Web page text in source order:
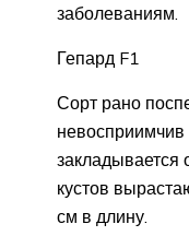
заболеваниям.
Гепард F1
Сорт рано
невосприимчив
закладывается
кустов
см в длину.